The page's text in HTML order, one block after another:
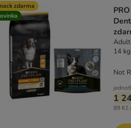
zdarma
14
1
89 Kč
Not